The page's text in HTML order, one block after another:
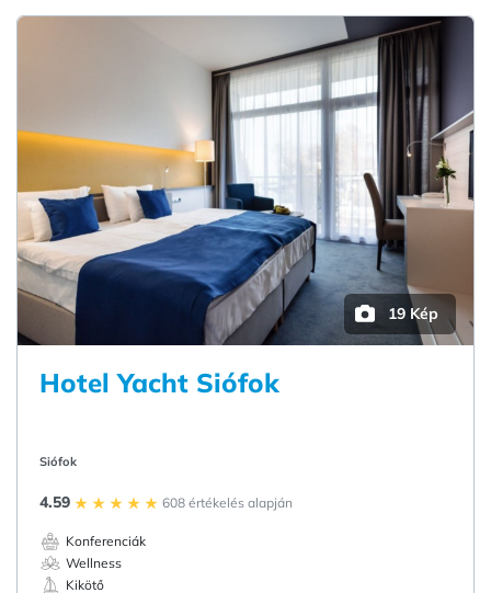
19 Kép
Hotel Yacht Siófok
Siófok
4.59 608 értékelés alapján
Konferenciák
Wellness
Kikötő